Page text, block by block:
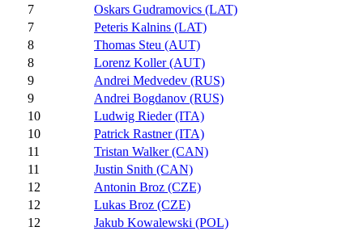
7
Oskars Gudramovics (LAT)
7
Peteris Kalnins (LAT)
8
Thomas Steu (AUT)
8
Lorenz Koller (AUT)
9
Andrei Medvedev (RUS)
9
Andrei Bogdanov (RUS)
10
Ludwig Rieder (ITA)
10
Patrick Rastner (ITA)
11
Tristan Walker (CAN)
11
Justin Snith (CAN)
12
Antonin Broz (CZE)
12
Lukas Broz (CZE)
12
Jakub Kowalewski (POL)